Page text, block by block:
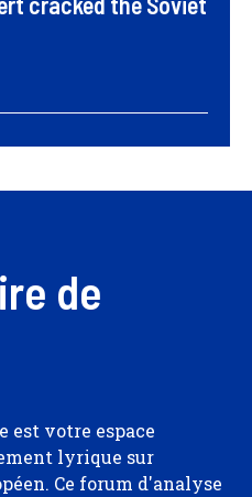
de
est votre espace
lyrique sur
Ce forum d'analyse